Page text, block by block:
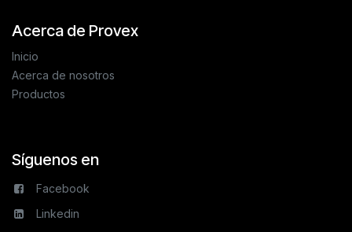
Acerca de Provex
Inicio
Acerca de nosotros
Productos
Síguenos en
Facebook
Linkedin